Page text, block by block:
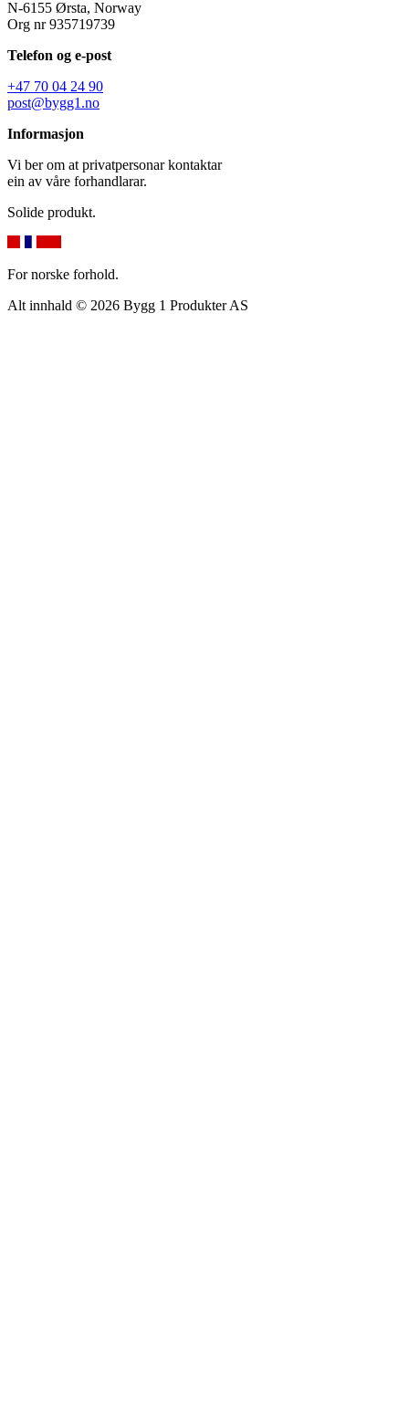
N-6155 Ørsta, Norway
Org nr 935719739
Telefon og e-post
+47 70 04 24 90
post@bygg1.no
Informasjon
Vi ber om at privatpersonar kontaktar
ein av våre forhandlarar.
Solide produkt.
For norske forhold.
Alt innhald © 2026 Bygg 1 Produkter AS